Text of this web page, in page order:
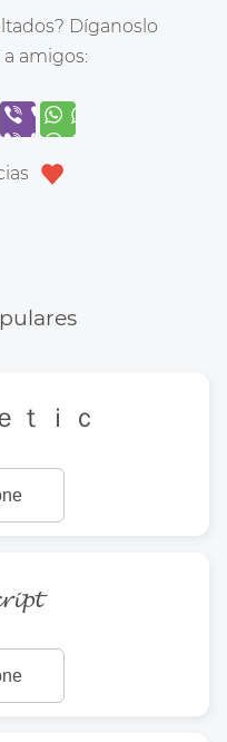
Díganoslo
amigos:
ｔｉｃ